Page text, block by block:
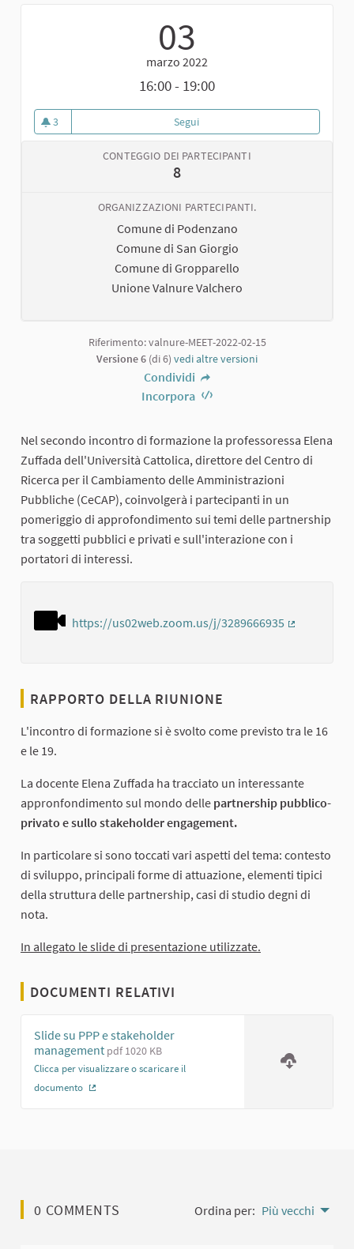
03
marzo 2022
16:00 - 19:00
3
3 sostenitori
Segui
CONTEGGIO DEI PARTECIPANTI
8
ORGANIZZAZIONI PARTECIPANTI.
Comune di Podenzano
Comune di San Giorgio
Comune di Gropparello
Unione Valnure Valchero
Riferimento: valnure-MEET-2022-02-15
Versione 6 (di 6) vedi altre versioni
Condividi
Incorpora
Nel secondo incontro di formazione la professoressa Elena
Zuffada dell'Università Cattolica, direttore del Centro di
Ricerca per il Cambiamento delle Amministrazioni
Pubbliche (CeCAP), coinvolgerà i partecipanti in un
pomeriggio di approfondimento sui temi delle partnership
tra soggetti pubblici e privati e sull'interazione con i
portatori di interessi.
https://us02web.zoom.us/j/3289666935
RAPPORTO DELLA RIUNIONE
L'incontro di formazione si è svolto come previsto tra le 16
e le 19.
La docente Elena Zuffada ha tracciato un interessante
appronfondimento sul mondo delle partnership pubblico-
privato e sullo stakeholder engagement.
In particolare si sono toccati vari aspetti del tema: contesto
di sviluppo, principali forme di attuazione, elementi tipici
della struttura delle partnership, casi di studio degni di
nota.
In allegato le slide di presentazione utilizzate.
DOCUMENTI RELATIVI
Slide su PPP e stakeholder
management pdf 1020 KB
Clicca per visualizzare o scaricare il
documento
0 COMMENTS Ordina per: Più vecchi